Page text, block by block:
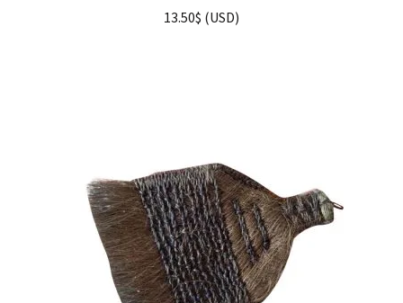
13.50$ (USD)